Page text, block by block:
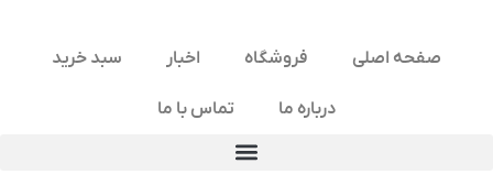
صفحه اصلی فروشگاه اخبار سبد خرید
درباره ما تماس با ما